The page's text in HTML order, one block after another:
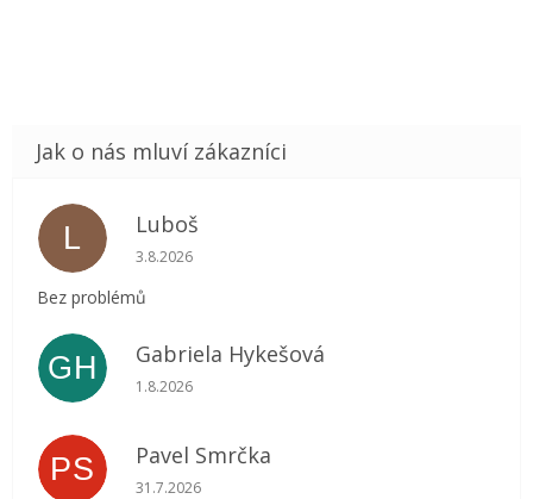
L Luboš
Hodnocení obchodu je 5 z 5 hvězdiček.
3.8.2026
Bez problémů
GH Gabriela Hykešová
Hodnocení obchodu je 5 z 5 hvězdiček.
1.8.2026
PS Pavel Smrčka
Hodnocení obchodu je 5 z 5 hvězdiček.
31.7.2026